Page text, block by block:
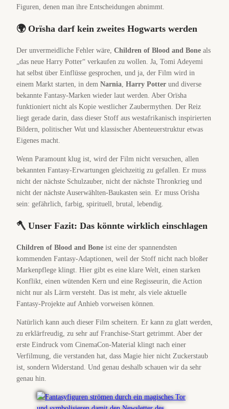
Figuren, denen man ihre Entscheidungen abnimmt.
🌍 Orïsha darf kein zweites Hogwarts werden
Der unvermeidliche Fehler wäre, Children of Blood and Bone als
„das neue Harry Potter“ verkaufen zu wollen. Ja, Tomi Adeyemi
hat selbst über Einflüsse gesprochen, und ja, der Film wird in
einem Markt starten, in dem Narnia, Harry Potter und diverse
bekannte Fantasy-Marken wieder laut werden. Aber Orïsha
funktioniert nicht als Kopie westlicher Zaubermythen. Der Reiz
liegt gerade darin, dass dieser Stoff aus westafrikanisch inspirierten
Bildern, politischer Wut und klassischer Abenteuerstruktur etwas
Eigenes macht.
Wenn Paramount klug ist, wird der Film nicht versuchen, allen
bekannten Fantasy-Erwartungen gleichzeitig zu gefallen. Er muss
nicht der nächste Schulzauber, nicht der nächste Thronkrieg und
nicht der nächste Auserwählten-Baukasten sein. Er muss Orïsha
sein: gefährlich, farbig, spirituell, brutal, lebendig.
🪓 Unser Fazit: Das könnte wirklich einschlagen
Children of Blood and Bone ist eine der spannendsten
kommenden Fantasy-Adaptionen, weil der Stoff nicht nach bloßer
Markenpflege klingt. Hier gibt es eine klare Welt, einen starken
Konflikt, einen wütenden Kern und eine Regisseurin, die Action
nicht nur als Lärm versteht. Das ist mehr, als viele aktuelle
Fantasy-Projekte auf Anhieb vorweisen können.
Natürlich kann auch dieser Film scheitern. Er kann zu glatt werden,
zu erklärfreudig, zu sehr auf Franchise-Start getrimmt. Aber der
erste Eindruck vom CinemaCon-Material klingt nach einer
Verfilmung, die verstanden hat, dass Magie hier nicht Zuckerstaub
ist, sondern Widerstand. Und genau deshalb schauen wir da sehr
genau hin.